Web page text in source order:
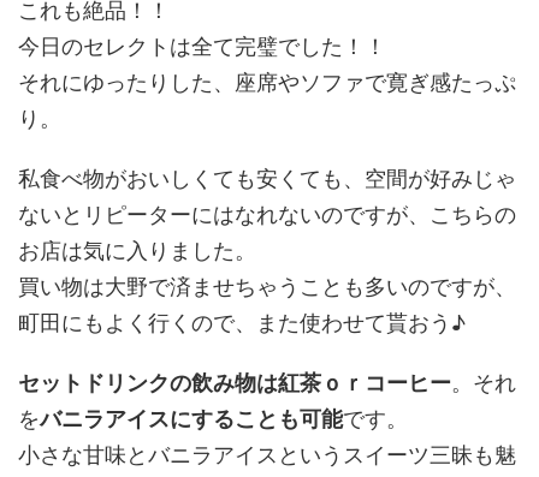
これも絶品！！
今日のセレクトは全て完璧でした！！
それにゆったりした、座席やソファで寛ぎ感たっぷ
り。
私食べ物がおいしくても安くても、空間が好みじゃ
ないとリピーターにはなれないのですが、こちらの
お店は気に入りました。
買い物は大野で済ませちゃうことも多いのですが、
町田にもよく行くので、また使わせて貰おう♪
セットドリンクの飲み物は紅茶ｏｒコーヒー。それ
をバニラアイスにすることも可能です。
小さな甘味とバニラアイスというスイーツ三昧も魅